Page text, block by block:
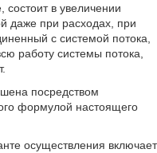
в увеличении
даже при расходах, при
с системой потока,
работу системы потока,
посредством
формулой настоящего
осуществления включает